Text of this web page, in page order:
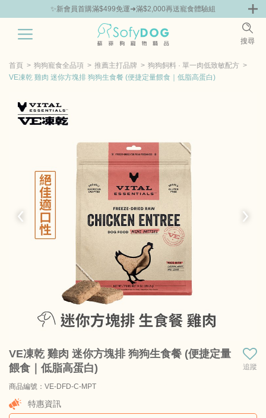
🎁Hello新朋友！完成註冊送指定商品85折抵用券
搜尋
鮮 零食專區 飼料 | 凍乾優惠組 主食罐 | 餐包優惠 團購優惠
首頁 狗狗寵食全品項 推薦主打品牌
狗狗飼料 · 單一肉低致敏配方
VE凍乾 雞肉 迷你方塊排 狗狗生食餐 (便捷定量餵食｜低脂高蛋白)
VE凍乾 雞肉 迷你方塊排 狗狗生食餐 (便捷定量
餵食｜低脂高蛋白)
追蹤
商品編號：VE-DFD-C-MPT
特惠資訊